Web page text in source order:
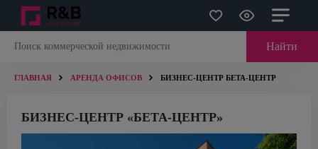
Найти
ГЛАВНАЯ АРЕНДА ОФИСОВ БИЗНЕС-ЦЕНТР БЕТА-ЦЕНТР
БИЗНЕС-ЦЕНТР «БЕТА-ЦЕНТР»